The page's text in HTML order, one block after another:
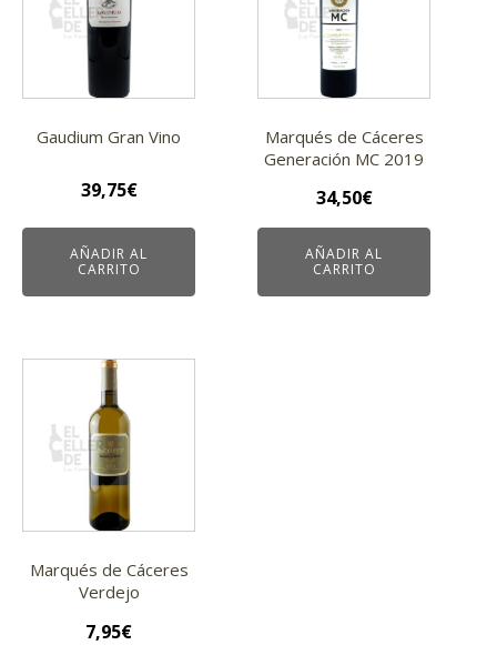
Gaudium Gran Vino
39,75€
AÑADIR AL
CARRITO
Marqués de Cáceres
Generación MC 2019
34,50€
AÑADIR AL
CARRITO
Marqués de Cáceres
Verdejo
7,95€